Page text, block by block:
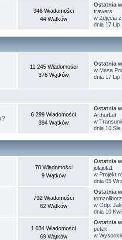
946 Wiadomości
44 Wątków
Ostatnia
trawers
wZdjęcia
dnia 17 Lip
11 245 Wiadomości
376 Wątków
Ostatnia
w Masa
dnia 17 Lip
6 299 Wiadomości
394 Wątków
Ostatnia
ArthurLef
w
dnia 10
78 Wiadomości
9 Wątków
Ostatnia
jolajola1
w Projekt
dnia 05
792 Wiadomości
62 Wątków
Ostatnia
tomzoliborz
wOdp:
dnia 10
1 034 Wiadomości
69 Wątków
Ostatnia
petek
w